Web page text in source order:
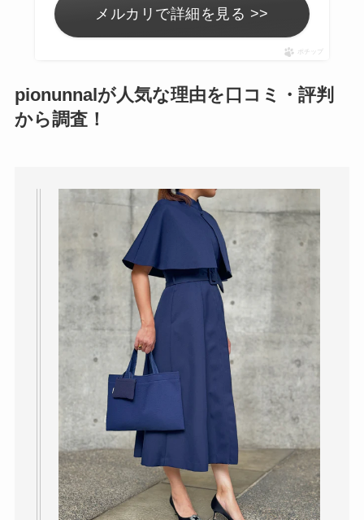
メルカリで詳細を見る >>
ポチップ
pionunnalが人気な理由を口コミ・評判
から調査！